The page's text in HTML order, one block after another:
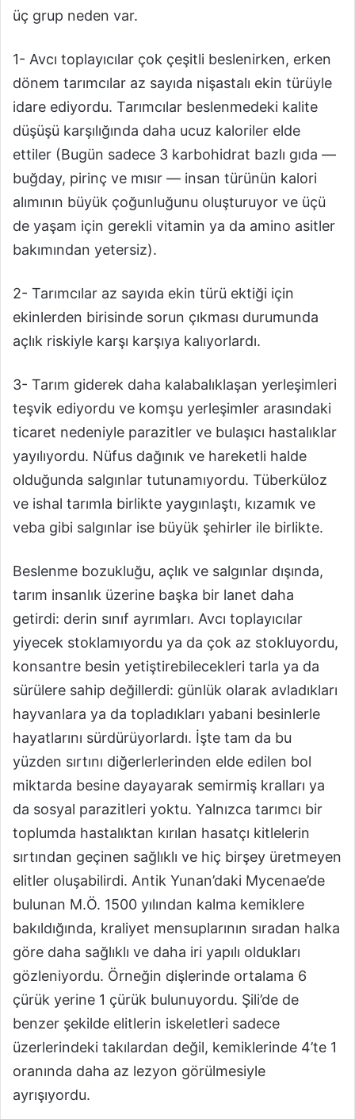
üç grup neden var.
1- Avcı toplayıcılar çok çeşitli beslenirken, erken
dönem tarımcılar az sayıda nişastalı ekin türüyle
idare ediyordu. Tarımcılar beslenmedeki kalite
düşüşü karşılığında daha ucuz kaloriler elde
ettiler (Bugün sadece 3 karbohidrat bazlı gıda —
buğday, pirinç ve mısır — insan türünün kalori
alımının büyük çoğunluğunu oluşturuyor ve üçü
de yaşam için gerekli vitamin ya da amino asitler
bakımından yetersiz).
2- Tarımcılar az sayıda ekin türü ektiği için
ekinlerden birisinde sorun çıkması durumunda
açlık riskiyle karşı karşıya kalıyorlardı.
3- Tarım giderek daha kalabalıklaşan yerleşimleri
teşvik ediyordu ve komşu yerleşimler arasındaki
ticaret nedeniyle parazitler ve bulaşıcı hastalıklar
yayılıyordu. Nüfus dağınık ve hareketli halde
olduğunda salgınlar tutunamıyordu. Tüberküloz
ve ishal tarımla birlikte yaygınlaştı, kızamık ve
veba gibi salgınlar ise büyük şehirler ile birlikte.
Beslenme bozukluğu, açlık ve salgınlar dışında,
tarım insanlık üzerine başka bir lanet daha
getirdi: derin sınıf ayrımları. Avcı toplayıcılar
yiyecek stoklamıyordu ya da çok az stokluyordu,
konsantre besin yetiştirebilecekleri tarla ya da
sürülere sahip değillerdi: günlük olarak avladıkları
hayvanlara ya da topladıkları yabani besinlerle
hayatlarını sürdürüyorlardı. İşte tam da bu
yüzden sırtını diğerlerlerinden elde edilen bol
miktarda besine dayayarak semirmiş kralları ya
da sosyal parazitleri yoktu. Yalnızca tarımcı bir
toplumda hastalıktan kırılan hasatçı kitlelerin
sırtından geçinen sağlıklı ve hiç birşey üretmeyen
elitler oluşabilirdi. Antik Yunan’daki Mycenae’de
bulunan M.Ö. 1500 yılından kalma kemiklere
bakıldığında, kraliyet mensuplarının sıradan halka
göre daha sağlıklı ve daha iri yapılı oldukları
gözleniyordu. Örneğin dişlerinde ortalama 6
çürük yerine 1 çürük bulunuyordu. Şili’de de
benzer şekilde elitlerin iskeletleri sadece
üzerlerindeki takılardan değil, kemiklerinde 4’te 1
oranında daha az lezyon görülmesiyle
ayrışıyordu.